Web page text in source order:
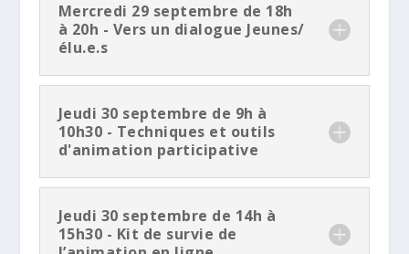
Mercredi 29 septembre de 18h
à 20h - Vers un dialogue Jeunes/
élu.e.s
Jeudi 30 septembre de 9h à
10h30 - Techniques et outils
d'animation participative
Jeudi 30 septembre de 14h à
15h30 - Kit de survie de